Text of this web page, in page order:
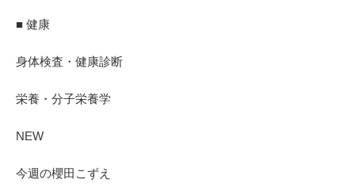
■ 健康
身体検査・健康診断
栄養・分子栄養学
NEW
今週の櫻田こずえ